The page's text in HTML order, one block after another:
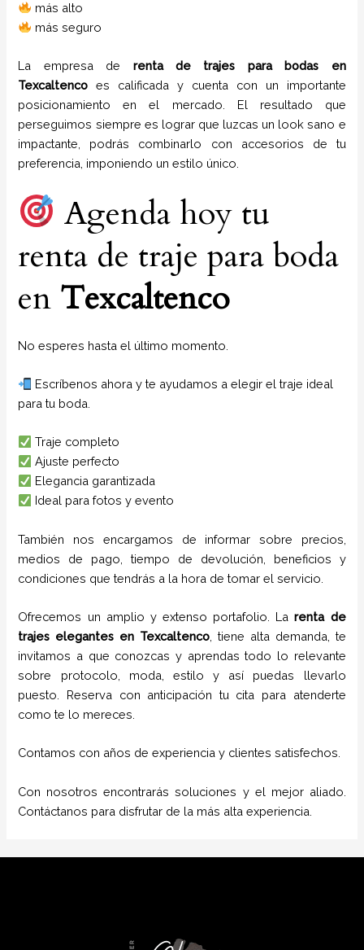
más alto
más seguro
La empresa de renta de trajes para bodas
en
Texcaltenco
es calificada y cuenta con un importante
posicionamiento en el mercado. El resultado que
perseguimos siempre es lograr que luzcas un look sano e
impactante, podrás combinarlo con accesorios de tu
preferencia, imponiendo un estilo único.
Agenda hoy tu
renta de traje para boda
en Texcaltenco
No esperes hasta el último momento.
Escríbenos ahora y te ayudamos a elegir el traje ideal
para tu boda.
Traje completo
Ajuste perfecto
Elegancia garantizada
Ideal para fotos y evento
También nos encargamos de informar sobre precios,
medios de pago, tiempo de devolución, beneficios y
condiciones que tendrás a la hora de tomar el servicio.
Ofrecemos un amplio y extenso portafolio. Larenta de
trajes elegantes en Texcaltenco , tiene alta demanda, te
invitamos a que conozcas y aprendas todo lo relevante
sobre protocolo, moda, estilo y así puedas llevarlo
puesto. Reserva con anticipación tu cita para atenderte
como te lo mereces.
Contamos con años de experiencia y clientes satisfechos.
Con nosotros encontrarás soluciones y el mejor aliado.
Contáctanos para disfrutar de la más alta experiencia.